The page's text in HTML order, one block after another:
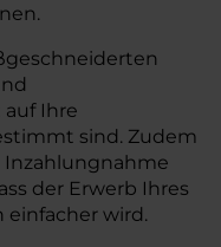
Ihre
sind. Zudem
der Erwerb Ihres
einfacher wird.